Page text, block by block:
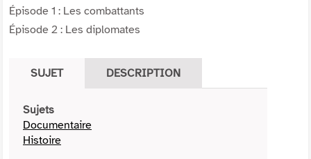
Épisode 1 : Les combattants
Épisode 2 : Les diplomates
SUJET DESCRIPTION
Sujets
Documentaire
Histoire